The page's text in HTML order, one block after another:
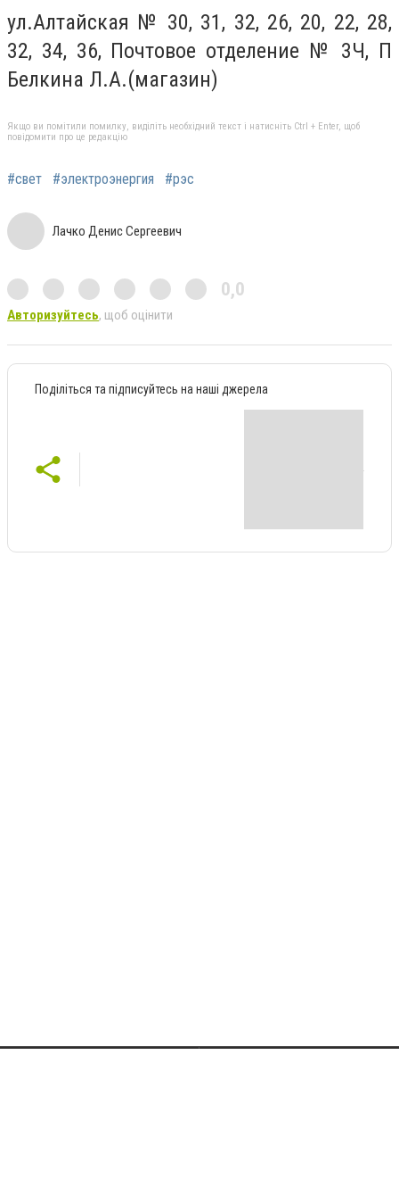
ул.Алтайская № 30, 31, 32, 26, 20, 22, 28,
32, 34, 36, Почтовое отделение № 3Ч, П
Белкина Л.А.(магазин)
Якщо ви помітили помилку, виділіть необхідний текст і натисніть Ctrl + Enter, щоб
повідомити про це редакцію
#свет #электроэнергия #рэс
Лачко Денис Сергеевич
0,0
Авторизуйтесь, щоб оцінити
Поділіться та підписуйтесь на наші джерела